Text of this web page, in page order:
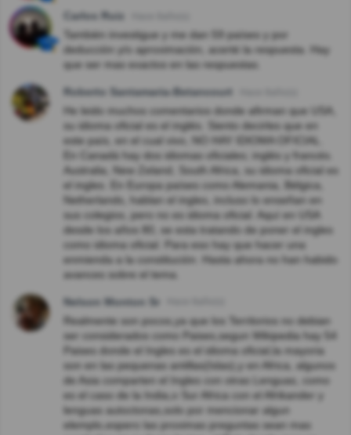
Carlos Ruiz
También investigue y me dan 59 países y por
deducción y/o aproximación, acerté la respuesta. Hay
que ser mas exactos en las respuestas.
Roberto Santamaria-Betancourt
He leido muchos comentarios donde afirman que USA,
su idioma oficial es el inglés. Siento decirles que en
este país, en el cual vivo, NO HAY IDIOMA OFICIAL.
En Canadá hay dos idiomas oficiales; inglés y francés.
Australia, New Zeland, South Africa, su idioma oficial es
el ingles. En Europa países como Alemania, Bélgica,
Netherlands, hablan el ingles, incluso lo enseñan en
sus colegios, pero no es idioma oficial. Aquí en USA
desde los años 80, se esta tratando de poner el ingles
como idioma oficial. Para eso hay que hacer una
enmienda a la constitución. Hasta ahora no han habido
avances sobre el tema.
Nelson Monton Sr
Realmente son pocos,ya que los Territorios no debian
ser considerados como Paises,segun Wikipedia hay 54
Paises donde el Ingles es el idioma oficial,la mayoria
son en las pequenas antillas(Islas),y en Africa, algunos
de Asia comparten el Ingles con otras Lenguas, como
es el caso de la India,o Sur Africa con el Afrikander y
lenguas autoctonas,solo por mencionar algun
elemplo,espero las proximas preguntas sean mas